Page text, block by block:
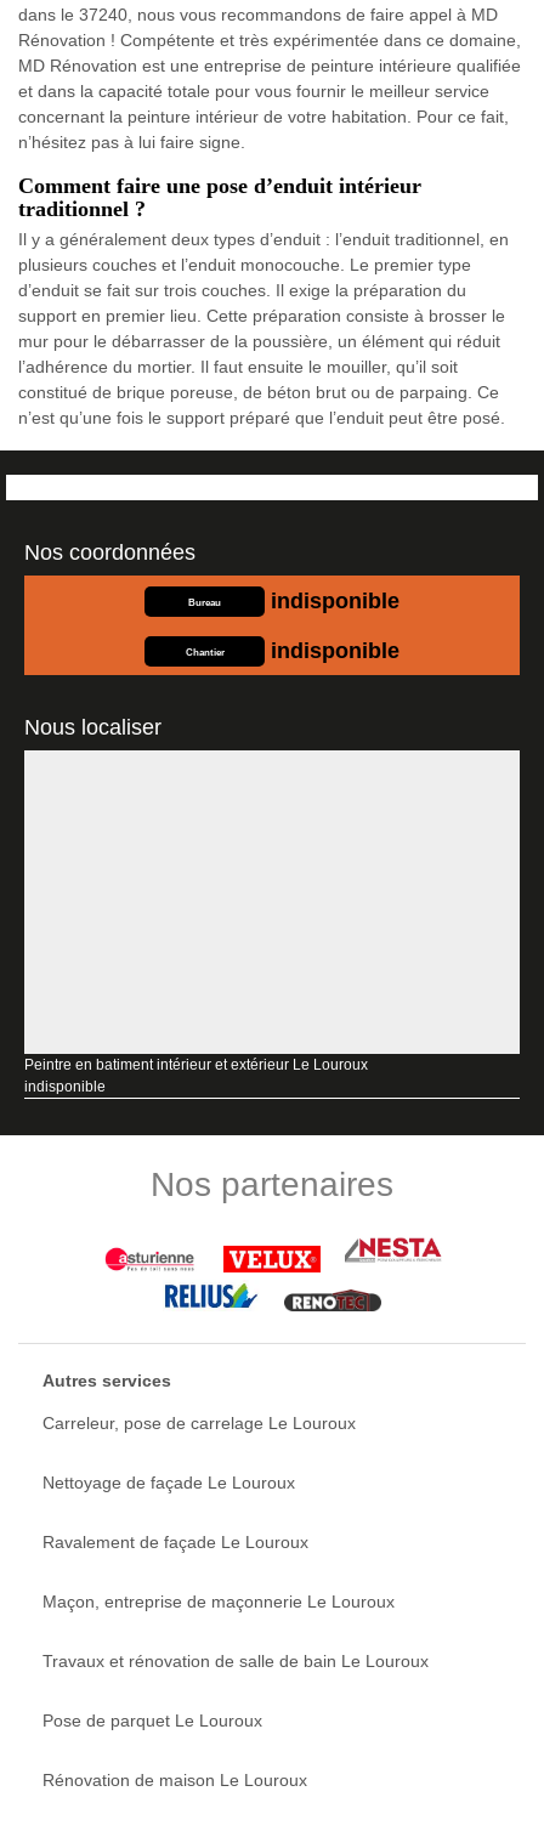
dans le 37240, nous vous recommandons de faire appel à MD
Rénovation ! Compétente et très expérimentée dans ce domaine,
MD Rénovation est une entreprise de peinture intérieure qualifiée
et dans la capacité totale pour vous fournir le meilleur service
concernant la peinture intérieur de votre habitation. Pour ce fait,
n’hésitez pas à lui faire signe.
Comment faire une pose d’enduit intérieur
traditionnel ?
Il y a généralement deux types d’enduit : l’enduit traditionnel, en
plusieurs couches et l’enduit monocouche. Le premier type
d’enduit se fait sur trois couches. Il exige la préparation du
support en premier lieu. Cette préparation consiste à brosser le
mur pour le débarrasser de la poussière, un élément qui réduit
l’adhérence du mortier. Il faut ensuite le mouiller, qu’il soit
constitué de brique poreuse, de béton brut ou de parpaing. Ce
n’est qu’une fois le support préparé que l’enduit peut être posé.
Nos coordonnées
Bureau indisponible
Chantier indisponible
Nous localiser
Peintre en batiment intérieur et extérieur Le Louroux
indisponible
Nos partenaires
Autres services
Carreleur, pose de carrelage Le Louroux
Nettoyage de façade Le Louroux
Ravalement de façade Le Louroux
Maçon, entreprise de maçonnerie Le Louroux
Travaux et rénovation de salle de bain Le Louroux
Pose de parquet Le Louroux
Rénovation de maison Le Louroux